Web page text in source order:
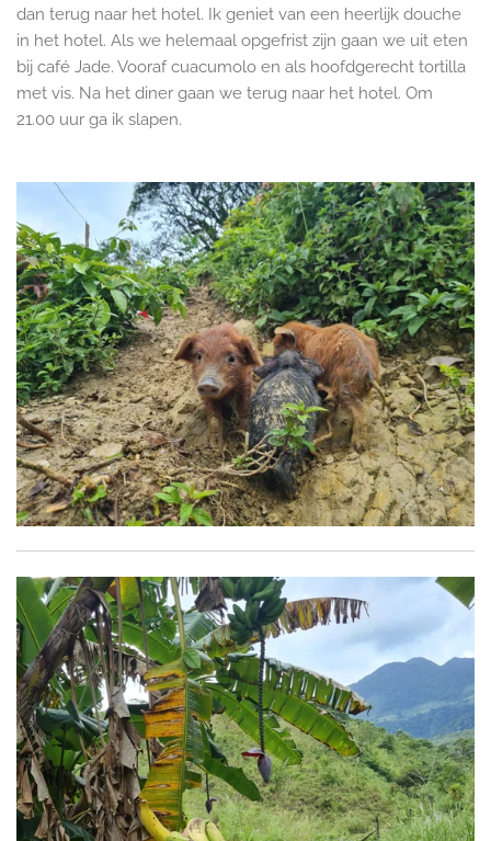
dan terug naar het hotel. Ik geniet van een heerlijk douche
in het hotel. Als we helemaal opgefrist zijn gaan we uit eten
bij café Jade. Vooraf cuacumolo en als hoofdgerecht tortilla
met vis. Na het diner gaan we terug naar het hotel. Om
21.00 uur ga ik slapen.